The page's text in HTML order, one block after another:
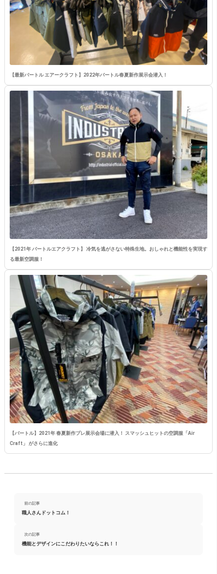
【最新バートル エアークラフト】2022年バートル春夏新作展示会潜入！
【2021年 バートルエアクラフト】 冷気を逃がさない特殊生地。おしゃれと機能性を実現す
る最新空調服！
【バートル】2021年 春夏新作プレ展示会場に潜入！ スマッシュヒットの空調服「Air
Craft」 がさらに進化
前の記事
職人さんドットコム！
次の記事
機能とデザインにこだわりたいならこれ！！